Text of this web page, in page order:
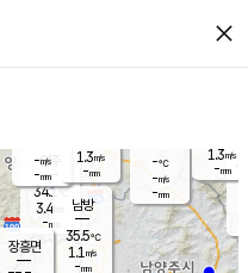
close
양주
34.1℃
3.4
-mm
-℃
-m/s
-mm
1.3m/s
-mm
남방
35.5℃
1.1 m/s
-mm
장흥면
-m/s
-mm
1.3m/s
-mm